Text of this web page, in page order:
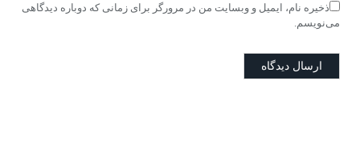
ذخیره نام، ایمیل و وبسایت من در مرورگر برای زمانی که دوباره دیدگاهی
می‌نویسم.